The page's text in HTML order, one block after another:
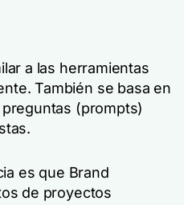
a las herramientas
También se basa en
(prompts)
es que Brand
de proyectos